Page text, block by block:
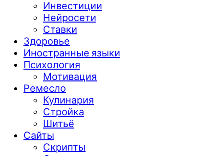
Инвестиции
Нейросети
Ставки
Здоровье
Иностранные языки
Психология
Мотивация
Ремесло
Кулинария
Стройка
Шитьё
Сайты
Скрипты